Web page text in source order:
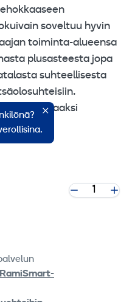
soveltuu hyvin
toiminta-alueensa
plusasteesta jopa
suhteellisesta
tehokkaaksi
RamiSmart-